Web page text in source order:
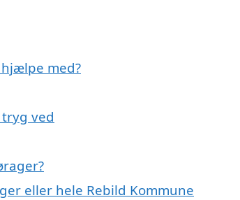
med?
ved
eller hele Rebild Kommune